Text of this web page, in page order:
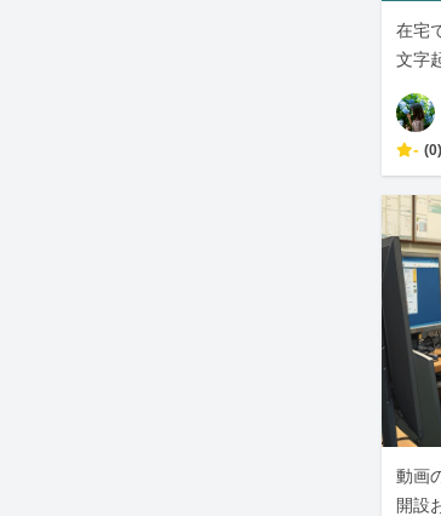
在宅
文字
- (0)
動画
開設